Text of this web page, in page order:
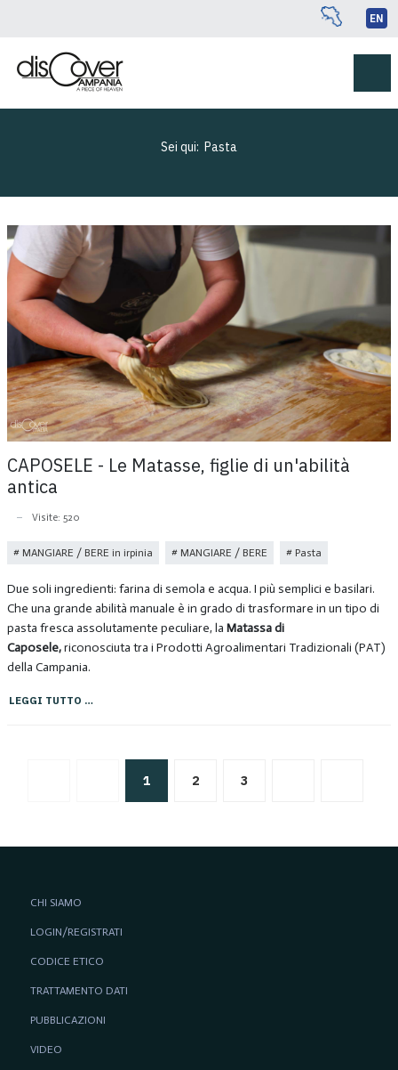
EN
Sei qui: Pasta
CAPOSELE - Le Matasse, figlie di un'abilità
antica
Visite: 520
MANGIARE / BERE in irpinia MANGIARE / BERE Pasta
Due soli ingredienti: farina di semola e acqua. I più semplici e basilari.
Che una grande abilità manuale è in grado di trasformare in un tipo di
pasta fresca assolutamente peculiare, la Matassa di
Caposele,riconosciuta tra i Prodotti Agroalimentari Tradizionali (PAT)
della Campania.
LEGGI TUTTO …
1 2 3
CHI SIAMO
LOGIN/REGISTRATI
CODICE ETICO
TRATTAMENTO DATI
PUBBLICAZIONI
VIDEO